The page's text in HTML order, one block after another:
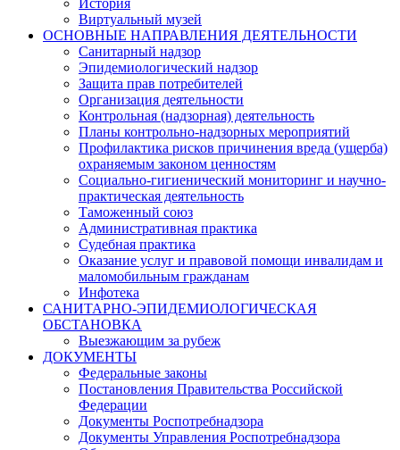
История
Виртуальный музей
ОСНОВНЫЕ НАПРАВЛЕНИЯ ДЕЯТЕЛЬНОСТИ
Санитарный надзор
Эпидемиологический надзор
Защита прав потребителей
Организация деятельности
Контрольная (надзорная) деятельность
Планы контрольно-надзорных мероприятий
Профилактика рисков причинения вреда (ущерба)
охраняемым законом ценностям
Социально-гигиенический мониторинг и научно-
практическая деятельность
Таможенный союз
Административная практика
Судебная практика
Оказание услуг и правовой помощи инвалидам и
маломобильным гражданам
Инфотека
САНИТАРНО-ЭПИДЕМИОЛОГИЧЕСКАЯ
ОБСТАНОВКА
Выезжающим за рубеж
ДОКУМЕНТЫ
Федеральные законы
Постановления Правительства Российской
Федерации
Документы Роспотребнадзора
Документы Управления Роспотребнадзора